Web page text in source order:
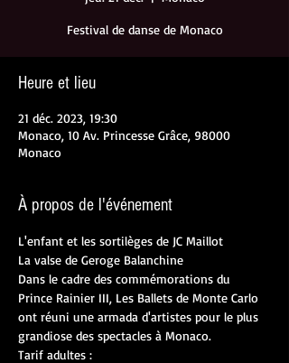
Festival de danse de Monaco
Heure et lieu
21 déc. 2023, 19:30
Monaco, 10 Av. Princesse Grâce, 98000
Monaco
À propos de l'événement
L'enfant et les sortilèges de JC Maillot
La valse de Geroge Balanchine
Dans le cadre des commémorations du
Prince Rainier III, Les Ballets de Monte Carlo
ont réuni une armada d'artistes pour le plus
grandiose des spectacles à Monaco.
Tarif adultes :